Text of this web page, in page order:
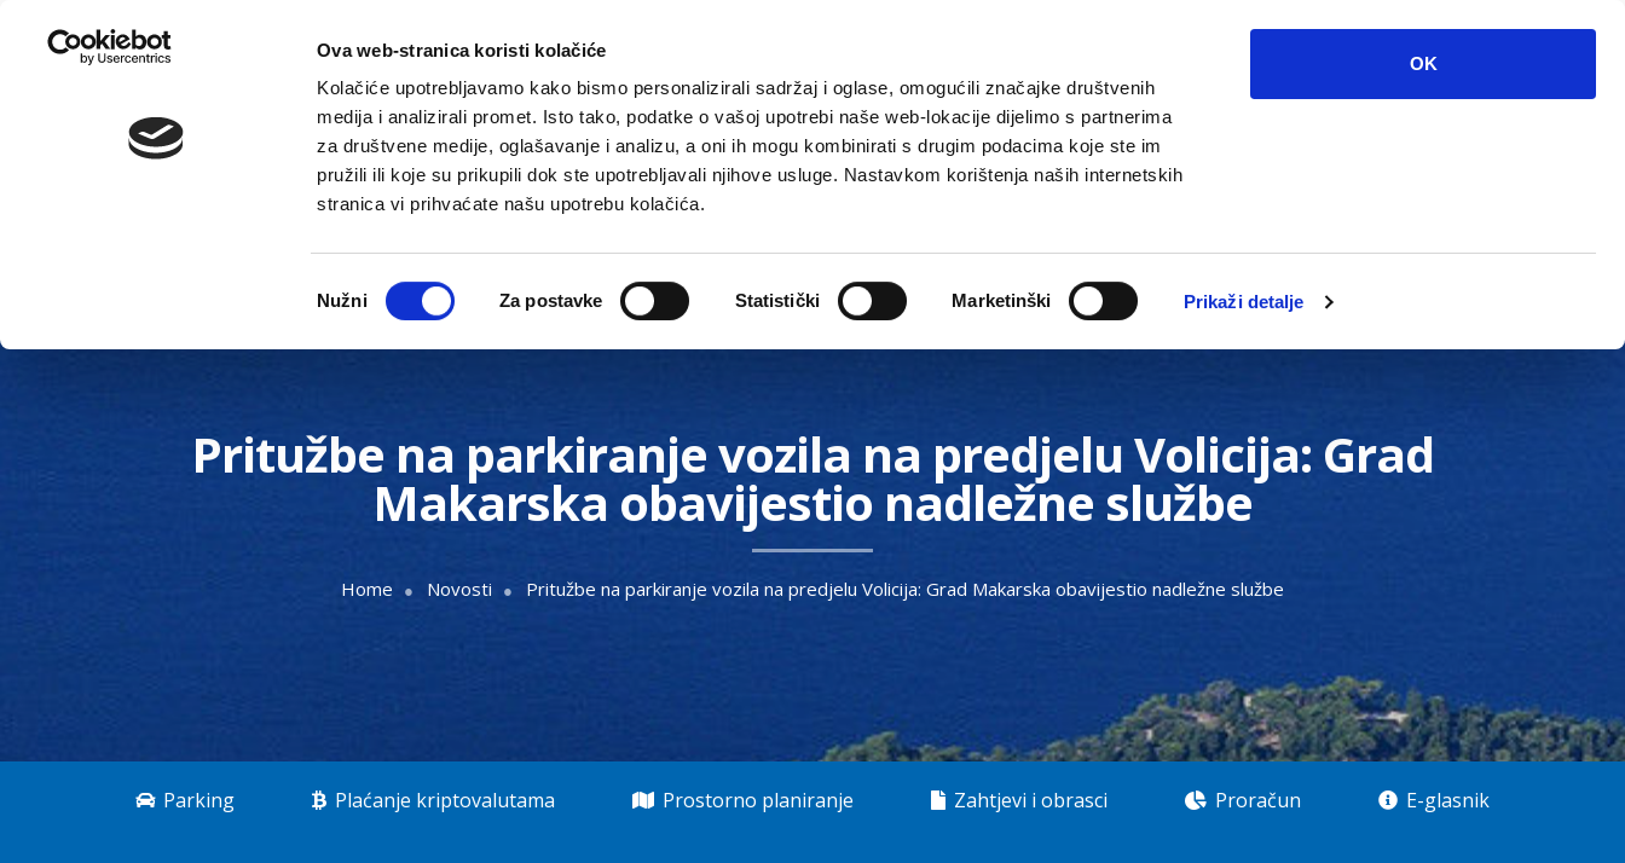
Ova web-stranica koristi kolačiće
Kolačiće upotrebljavamo kako bismo personalizirali sadržaj i oglase, omogućili značajke društvenih
medija i analizirali promet. Isto tako, podatke o vašoj upotrebi naše web-lokacije dijelimo s partnerima
za društvene medije, oglašavanje i analizu, a oni ih mogu kombinirati s drugim podacima koje ste im
pružili ili koje su prikupili dok ste upotrebljavali njihove usluge. Nastavkom korištenja naših internetskih
stranica vi prihvaćate našu upotrebu kolačića.
pristanka
Nužni Za postavke Statistički Marketinški Prikaži detalje
OK
Gradska uprava Gradske ustanove, tvrtke i škole
Pritužbe na parkiranje vozila na predjelu Volicija: Grad
Makarska obavijestio nadležne službe
Home Novosti Pritužbe na parkiranje vozila na predjelu Volicija: Grad Makarska obavijestio nadležne službe
Parking Plaćanje kriptovalutama Prostorno planiranje Zahtjevi i obrasci Proračun E-glasnik